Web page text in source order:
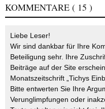
KOMMENTARE ( 15 )
Liebe Leser!
Wir sind dankbar für Ihre
Beteiligung sehr. Ihre
Beiträge auf der Site
Monatszeitschrift „Tichys
Bitte entwerten Sie Ihre
Verunglimpfungen oder